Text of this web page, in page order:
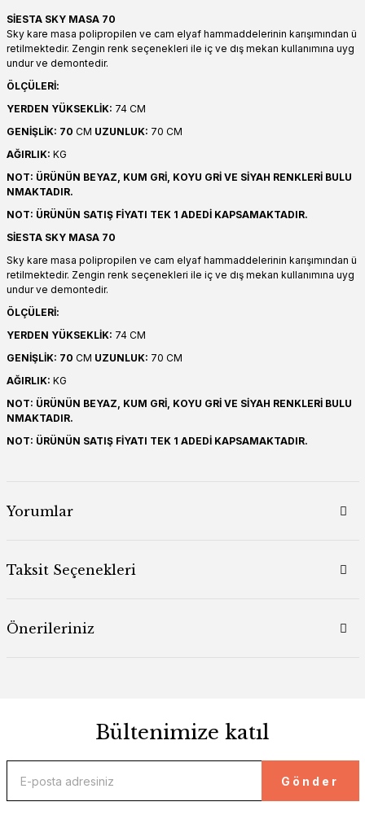
SİESTA SKY MASA 70
Sky kare masa polipropilen ve cam elyaf hammaddelerinin karışımından ü
retilmektedir. Zengin renk seçenekleri ile iç ve dış mekan kullanımına uyg
undur ve demontedir.
ÖLÇÜLERİ:
YERDEN YÜKSEKLİK: 74 CM
GENİŞLİK: 70 CM UZUNLUK: 70 CM
AĞIRLIK: KG
NOT: ÜRÜNÜN BEYAZ, KUM GRİ, KOYU GRİ VE SİYAH RENKLERİ BULU
NMAKTADIR.
NOT: ÜRÜNÜN SATIŞ FİYATI TEK 1 ADEDİ KAPSAMAKTADIR.
SİESTA SKY MASA 70
Sky kare masa polipropilen ve cam elyaf hammaddelerinin karışımından ü
retilmektedir. Zengin renk seçenekleri ile iç ve dış mekan kullanımına uyg
undur ve demontedir.
ÖLÇÜLERİ:
YERDEN YÜKSEKLİK: 74 CM
GENİŞLİK: 70 CM UZUNLUK: 70 CM
AĞIRLIK: KG
NOT: ÜRÜNÜN BEYAZ, KUM GRİ, KOYU GRİ VE SİYAH RENKLERİ BULU
NMAKTADIR.
NOT: ÜRÜNÜN SATIŞ FİYATI TEK 1 ADEDİ KAPSAMAKTADIR.
Yorumlar
Taksit Seçenekleri
Önerileriniz
Bültenimize katıl
Gönder